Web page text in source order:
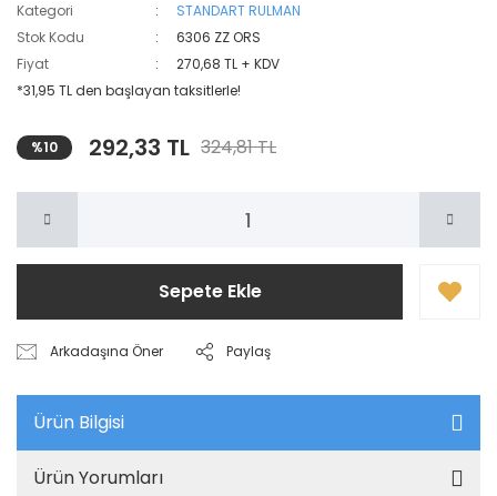
Kategori
STANDART RULMAN
Stok Kodu
6306 ZZ ORS
Fiyat
270,68 TL + KDV
*31,95 TL den başlayan taksitlerle!
%10 292,33 TL 324,81 TL
Sepete Ekle
Arkadaşına Öner Paylaş
Ürün Bilgisi
Ürün Yorumları